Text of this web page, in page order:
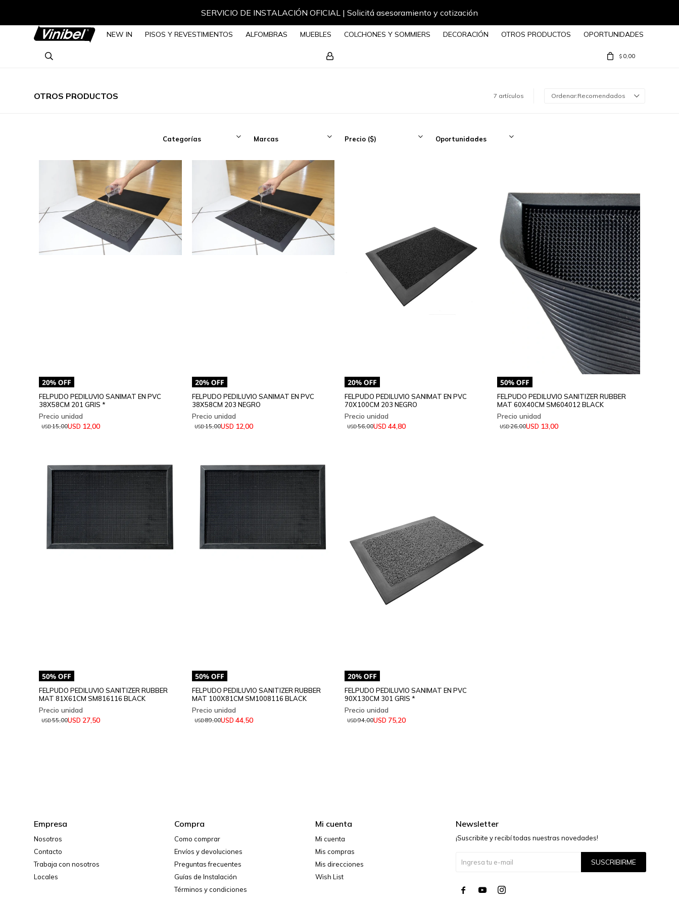
SERVICIO DE INSTALACIÓN OFICIAL | Solicitá asesoramiento y cotización
NEW IN PISOS Y REVESTIMIENTOS ALFOMBRAS MUEBLES COLCHONES Y SOMMIERS DECORACIÓN OTROS PRODUCTOS OPORTUNIDADES
$ 0,00
OTROS PRODUCTOS 7 artículos Recomendados
FELPUDO PEDILUVIO SANIMAT EN PVC
38X58CM 201 GRIS *
USD 12,00
USD15,00
FELPUDO PEDILUVIO SANIMAT EN PVC
38X58CM 203 NEGRO
USD 12,00
USD15,00
FELPUDO PEDILUVIO SANIMAT EN PVC
70X100CM 203 NEGRO
USD 44,80
USD56,00
FELPUDO PEDILUVIO SANITIZER RUBBER
MAT 60X40CM SM604012 BLACK
USD 13,00
USD26,00
FELPUDO PEDILUVIO SANITIZER RUBBER
MAT 81X61CM SM816116 BLACK
USD 27,50
USD55,00
FELPUDO PEDILUVIO SANITIZER RUBBER
MAT 100X81CM SM1008116 BLACK
USD 44,50
USD89,00
FELPUDO PEDILUVIO SANIMAT EN PVC
90X130CM 301 GRIS *
USD 75,20
USD94,00
Categorías Marcas Precio ($) Oportunidades
Empresa
Nosotros
Contacto
Trabaja con nosotros
Locales
Compra
Como comprar
Envíos y devoluciones
Preguntas frecuentes
Guías de Instalación
Términos y condiciones
Mi cuenta
Mi cuenta
Mis compras
Mis direcciones
Wish List
Newsletter
¡Suscribite y recibí todas nuestras novedades!
SUSCRIBIRME
  